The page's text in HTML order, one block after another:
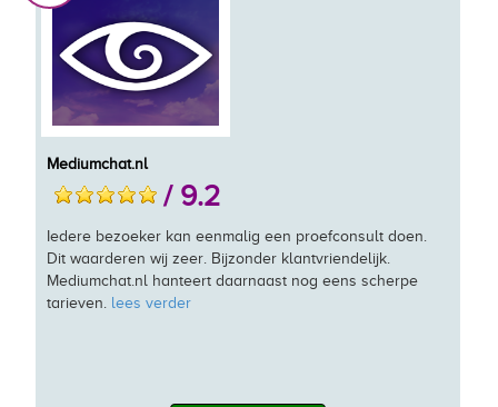
Mediumchat.nl
/ 9.2
Iedere bezoeker kan eenmalig een proefconsult doen.
Dit waarderen wij zeer. Bijzonder klantvriendelijk.
Mediumchat.nl hanteert daarnaast nog eens scherpe
tarieven. lees verder